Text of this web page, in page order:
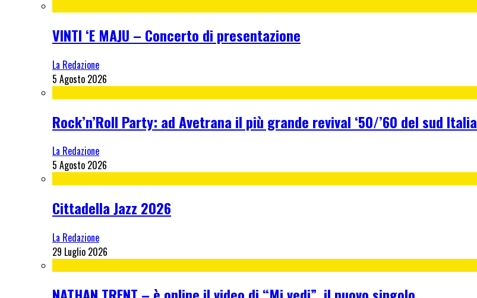
VINTI ‘E MAJU – Concerto di presentazione
La Redazione
5 Agosto 2026
Rock’n’Roll Party: ad Avetrana il più grande revival ‘50/’60 del sud Italia
La Redazione
5 Agosto 2026
Cittadella Jazz 2026
La Redazione
29 Luglio 2026